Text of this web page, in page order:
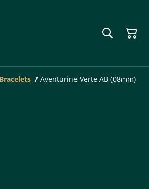
Bracelets / Aventurine Verte AB (08mm)